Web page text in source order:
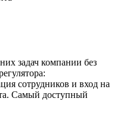
задач компании без
сотрудников и вход на
Самый доступный